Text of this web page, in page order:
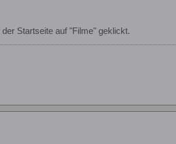
Startseite auf "Filme" geklickt.